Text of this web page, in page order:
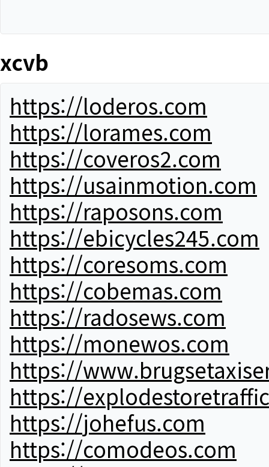
xcvb
https://loderos.com
https://lorames.com
https://coveros2.com
https://usainmotion.com
https://raposons.com
https://ebicycles245.com
https://coresoms.com
https://cobemas.com
https://radosews.com
https://monewos.com
https://
https://
https://johefus.com
https://comodeos.com